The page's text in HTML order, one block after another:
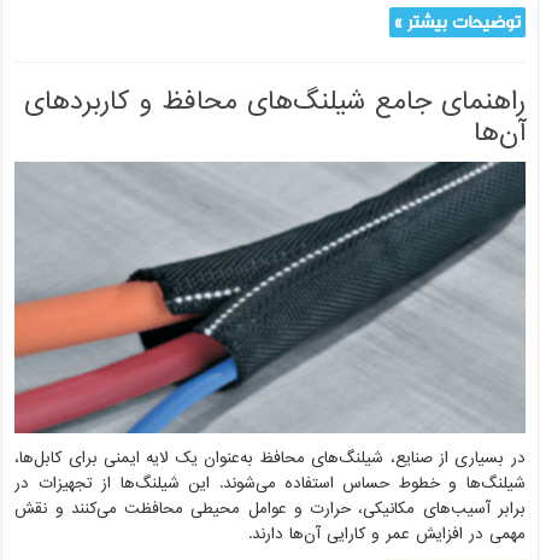
توضیحات بیشتر »
راهنمای جامع شیلنگ‌های محافظ و کاربردهای
آن‌ها
در بسیاری از صنایع، شیلنگ‌های محافظ به‌عنوان یک لایه ایمنی برای کابل‌ها،
شیلنگ‌ها و خطوط حساس استفاده می‌شوند. این شیلنگ‌ها از تجهیزات در
برابر آسیب‌های مکانیکی، حرارت و عوامل محیطی محافظت می‌کنند و نقش
مهمی در افزایش عمر و کارایی آن‌ها دارند.